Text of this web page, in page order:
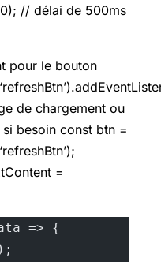
// délai de 500ms
pour le bouton
de chargement ou
besoin const btn =
=
=> {